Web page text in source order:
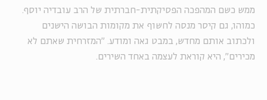
ממש כשם המהפכה הפסיקתית-חברתית של הרב עובדיה יוסף.
כמוהו, גם קיסר מנסה לחשוף את מקומות הבושה הישנים
ולכתוב אותם מחדש, במבט גאה ומודע. "המזרחית שאתם לא
מכירים", היא קוראת לעצמה באחד השירים.